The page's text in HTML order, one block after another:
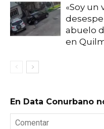
«Soy un
abuelo
en
En Data Conurbano